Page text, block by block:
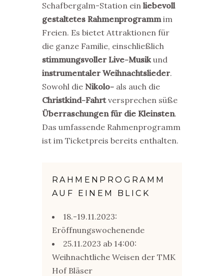
Schafbergalm-Station ein liebevoll
gestaltetes Rahmenprogrammim
Freien. Es bietet Attraktionen für
die ganze Familie, einschließlich
stimmungsvoller Live-Musik und
instrumentaler Weihnachtslieder.
Sowohl die Nikolo- als auch die
Christkind-Fahrtversprechen süße
Überraschungen für die Kleinsten.
Das umfassende Rahmenprogramm
ist im Ticketpreis bereits enthalten.
RAHMENPROGRAMM
AUF EINEM BLICK
18.-19.11.2023:
Eröffnungswochenende
25.11.2023 ab 14:00:
Weihnachtliche Weisen der TMK
Hof Bläser